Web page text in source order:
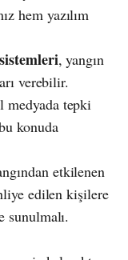
hem yazılım
, yangın
verebilir.
medyada tepki
konuda
etkilenen
edilen kişilere
sunulmalı.